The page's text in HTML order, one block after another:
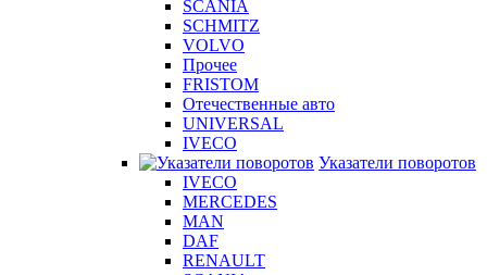
SCANIA
SCHMITZ
VOLVO
Прочее
FRISTOM
Отечественные авто
UNIVERSAL
IVECO
Указатели поворотов
IVECO
MERCEDES
MAN
DAF
RENAULT